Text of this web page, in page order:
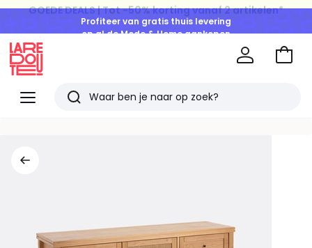
Profiteer van gratis thuis levering
op al de Mode & Home aankopen
Menu
Redoute
Zoeken
Naar